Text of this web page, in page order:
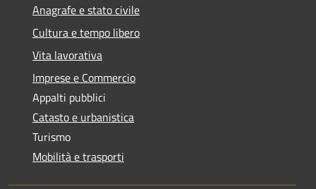
Anagrafe e stato civile
Cultura e tempo libero
Vita lavorativa
Imprese e Commercio
Appalti pubblici
Catasto e urbanistica
Turismo
Mobilità e trasporti